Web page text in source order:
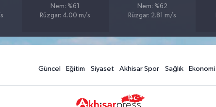
Nem: %61
Rüzgar: 4.00 m/s
Nem: %62
Rüzgar: 2.81 m/s
Güncel Eğitim Siyaset Akhisar Spor Sağlık Ekonomi